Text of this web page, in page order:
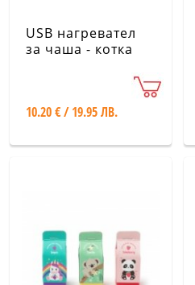
USB нагревател
за чаша - котка
10.20 € / 19.95 ЛВ.